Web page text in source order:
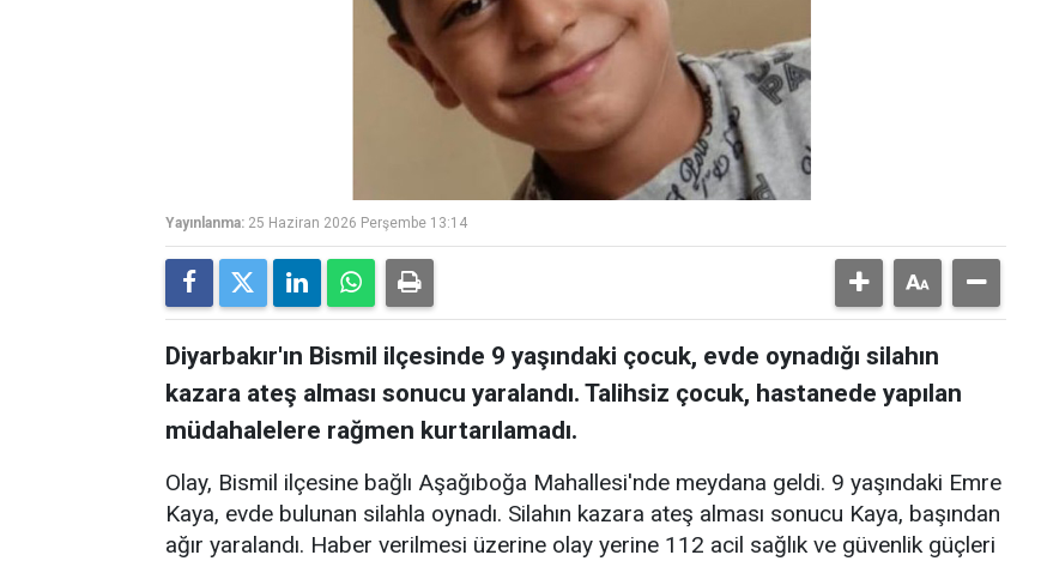
Yayınlanma: 25 Haziran 2026 Perşembe 13:14
Diyarbakır'ın Bismil ilçesinde 9 yaşındaki çocuk, evde oynadığı silahın
kazara ateş alması sonucu yaralandı. Talihsiz çocuk, hastanede yapılan
müdahalelere rağmen kurtarılamadı.
Olay, Bismil ilçesine bağlı Aşağıboğa Mahallesi'nde meydana geldi. 9 yaşındaki Emre
Kaya, evde bulunan silahla oynadı. Silahın kazara ateş alması sonucu Kaya, başından
ağır yaralandı. Haber verilmesi üzerine olay yerine 112 acil sağlık ve güvenlik güçleri